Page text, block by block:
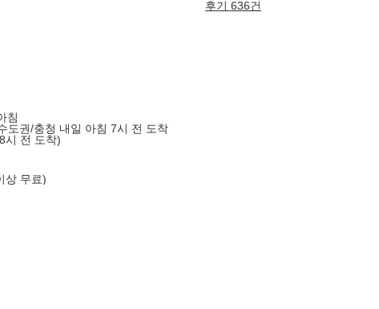
후기 636건
침
도권/충청 내일 아침 7시 전 도착
시 전 도착)
상 무료)